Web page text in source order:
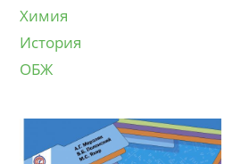
Химия
История
ОБЖ